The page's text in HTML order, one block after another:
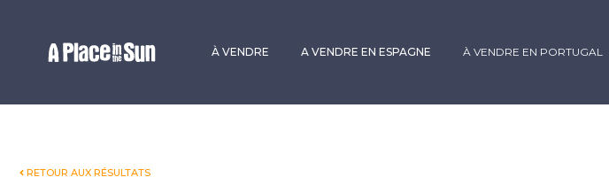
À VENDRE A VENDRE EN ESPAGNE À VENDRE EN PORTUGAL
RETOUR AUX RÉSULTATS